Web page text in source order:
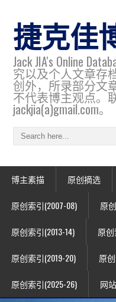
捷克佳
Jack JIA's Online
究以及个人文章存
创外，所录部分文
不代表博主观点。
jackjia(a)gmail.com。
博主素描 原创摘选
原创索引(2007-08) 原
原创索引(2013-14) 原创
原创索引(2019-20) 原
原创索引(2025-26) 网